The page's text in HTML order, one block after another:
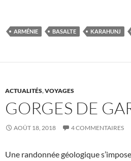
ARMÉNIE BASALTE KARAHUNJ
ACTUALITÉS,VOYAGES
GORGES DE
AOÛT 18, 2018 4 COMMENTAIRES
Une randonnée géologique